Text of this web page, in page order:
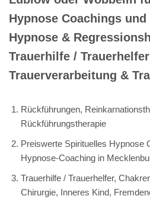
Hypnose Coachings und
Hypnose &
Trauerhilfe /
Trauerverarbeitung &
Rückführungen,
Rückführungstherapie
Preiswerte Spirituelles Hypnose
Hypnose-Coaching in
Trauerhilfe / Trauerhelfer,
Chirurgie, Inneres Kind,